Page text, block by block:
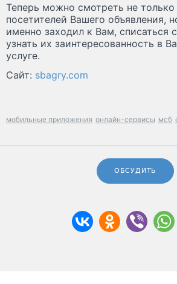
Теперь можно смотреть не только
посетителей Вашего объявления,
именно заходил к Вам, списаться
узнать их заинтересованность в
услуге.
Сайт: sbagry.com
мобильные приложения онлайн-сервисы мсб
ОБСУДИТЬ